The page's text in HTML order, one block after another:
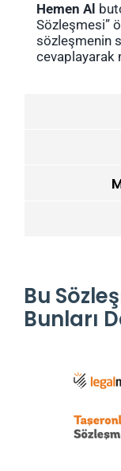
Hemen Al
Sözleşmesi”
sözleşmenin
cevaplayarak
Bu
Bunları